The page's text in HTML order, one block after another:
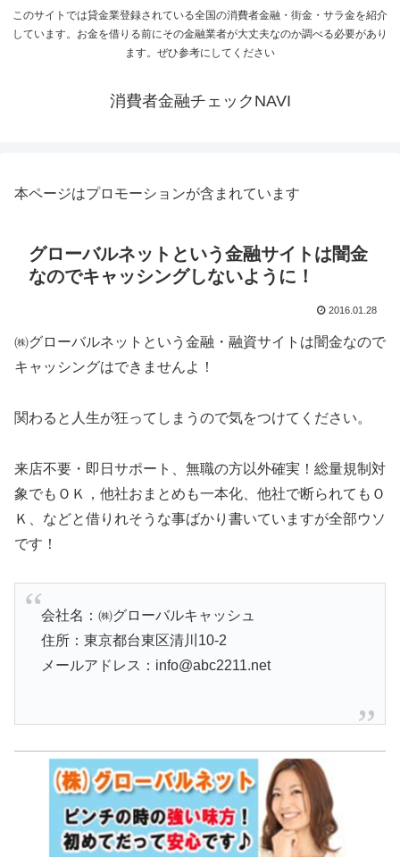
このサイトでは貸金業登録されている全国の消費者金融・街金・サラ金を紹介
しています。お金を借りる前にその金融業者が大丈夫なのか調べる必要があり
ます。ぜひ参考にしてください
消費者金融チェックNAVI
本ページはプロモーションが含まれています
グローバルネットという金融サイトは闇金
なのでキャッシングしないように！
2016.01.28
㈱グローバルネットという金融・融資サイトは闇金なので
キャッシングはできませんよ！
関わると人生が狂ってしまうので気をつけてください。
来店不要・即日サポート、無職の方以外確実！総量規制対
象でもＯＫ，他社おまとめも一本化、他社で断られてもＯ
Ｋ、などと借りれそうな事ばかり書いていますが全部ウソ
です！
会社名：㈱グローバルキャッシュ
住所：東京都台東区清川10-2
メールアドレス：info@abc2211.net